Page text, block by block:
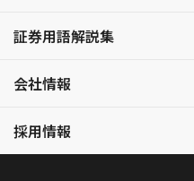
証券用語解説集
会社情報
採用情報